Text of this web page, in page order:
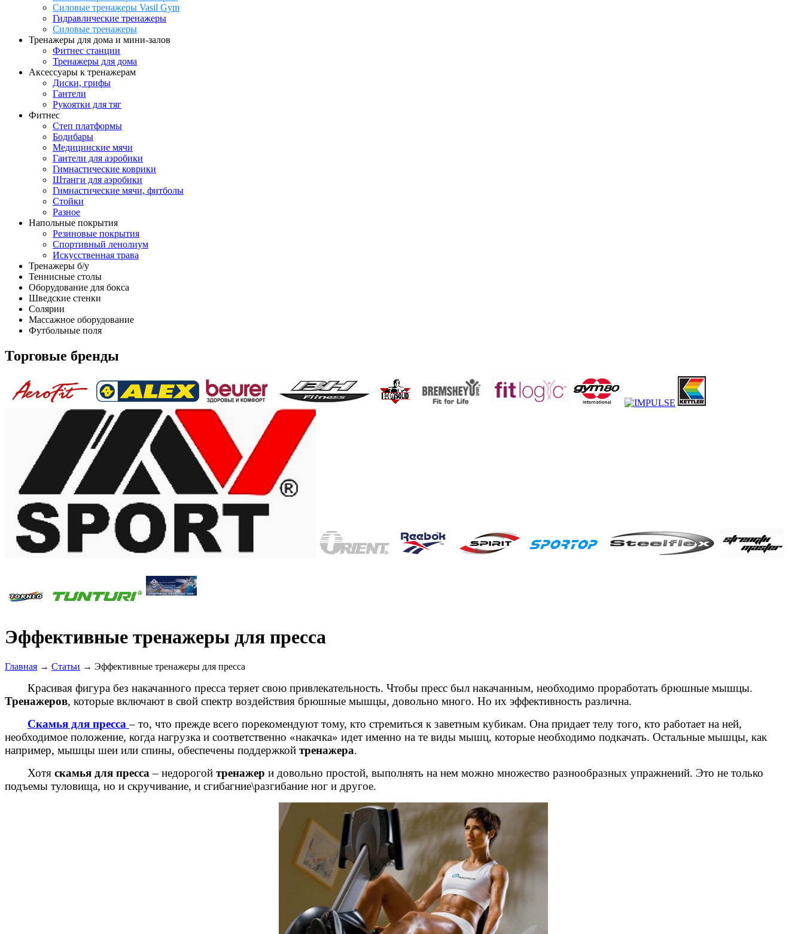
Силовые тренажеры Vasil Gym
Гидравлические тренажеры
Силовые тренажеры
Тренажеры для дома и мини-залов
Фитнес станции
Тренажеры для дома
Аксессуары к тренажерам
Диски, грифы
Гантели
Рукоятки для тяг
Фитнес
Степ платформы
Бодибары
Медицинские мячи
Гантели для аэробики
Гимнастические коврики
Штанги для аэробики
Гимнастические мячи, фитболы
Стойки
Разное
Напольные покрытия
Резиновые покрытия
Спортивный ленолиум
Искусственная трава
Тренажеры б/у
Теннисные столы
Оборудование для бокса
Шведские стенки
Солярии
Массажное оборудование
Футбольные поля
Торговые бренды
Эффективные тренажеры для пресса
Главная → Статьи → Эффективные тренажеры для пресса
Красивая фигура без накачанного пресса теряет свою привлекательность. Чтобы пресс был накачанным, необходимо проработать брюшные мышцы.
Тренажеров, которые включают в свой спектр воздействия брюшные мышцы, довольно много. Но их эффективность различна.
Скамья для пресса – то, что прежде всего порекомендуют тому, кто стремиться к заветным кубикам. Она придает телу того, кто работает на ней,
необходимое положение, когда нагрузка и соответственно «накачка» идет именно на те виды мышц, которые необходимо подкачать. Остальные мышцы, как
например, мышцы шеи или спины, обеспечены поддержкой тренажера.
Хотя скамья для пресса – недорогой тренажер и довольно простой, выполнять на нем можно множество разнообразных упражнений. Это не только
подъемы туловища, но и скручивание, и сгибагние\разгибание ног и другое.